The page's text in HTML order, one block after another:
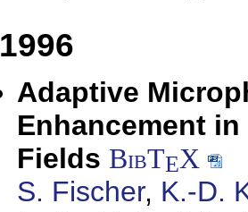
1996
Adaptive
Enhancement
Fields BibTEX
S. Fischer, K.-D.